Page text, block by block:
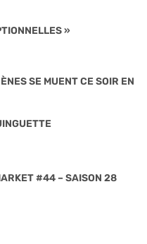
»
SE MUENT CE SOIR EN
#44 – SAISON 28